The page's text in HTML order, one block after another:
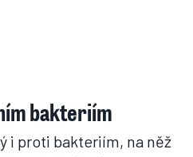
bakteriím
i proti bakteriím, na něž